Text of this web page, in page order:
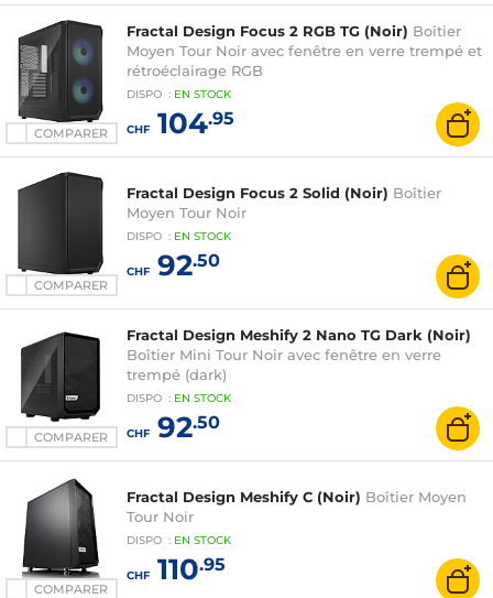
COMPARER
Fractal Design Focus 2 RGB TG (Noir) Boîtier
Moyen Tour Noir avec fenêtre en verre trempé et
rétroéclairage RGB
DISPO : EN STOCK
CHF104.95
COMPARER
Fractal Design Focus 2 Solid (Noir) Boîtier
Moyen Tour Noir
DISPO : EN STOCK
CHF92.50
COMPARER
Fractal Design Meshify 2 Nano TG Dark (Noir)
Boîtier Mini Tour Noir avec fenêtre en verre
trempé (dark)
DISPO : EN STOCK
CHF92.50
COMPARER
Fractal Design Meshify C (Noir) Boîtier Moyen
Tour Noir
DISPO : EN STOCK
CHF110.95